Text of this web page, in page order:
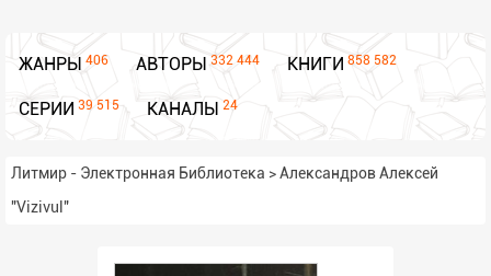
ЖАНРЫ 406 АВТОРЫ 332 444 КНИГИ 858 582
СЕРИИ 39 515 КАНАЛЫ 24
Литмир - Электронная Библиотека >Александров Алексей
"Vizivul"